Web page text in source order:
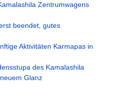
Zentrumwagens
beendet, gutes
Aktivitäten Karmapas in
des Kamalashila
Glanz